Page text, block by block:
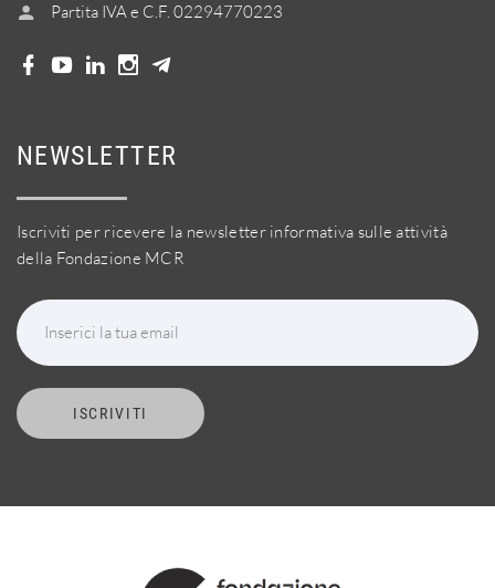
Partita IVA e C.F. 02294770223
NEWSLETTER
Iscriviti per ricevere la newsletter informativa sulle attività
della Fondazione MCR
Inserici la tua email
ISCRIVITI